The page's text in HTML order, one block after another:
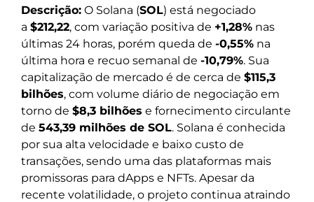
Descrição: O Solana (SOL) está negociado
a $212,22, com variação positiva de +1,28% nas
últimas 24 horas, porém queda de -0,55% na
última hora e recuo semanal de -10,79%. Sua
capitalização de mercado é de cerca de $115,3
bilhões, com volume diário de negociação em
torno de $8,3 bilhões e fornecimento circulante
de 543,39 milhões de SOL. Solana é conhecida
por sua alta velocidade e baixo custo de
transações, sendo uma das plataformas mais
promissoras para dApps e NFTs. Apesar da
recente volatilidade, o projeto continua atraindo